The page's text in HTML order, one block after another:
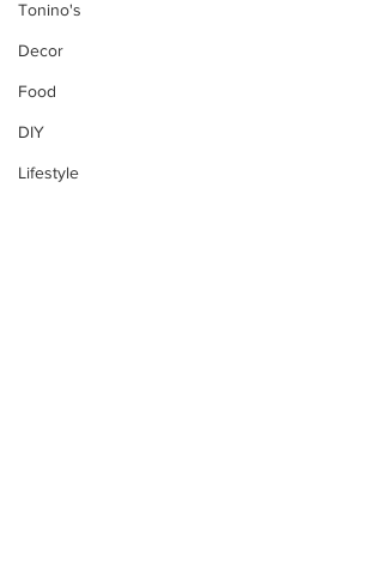
Tonino's
Decor
Food
DIY
Lifestyle